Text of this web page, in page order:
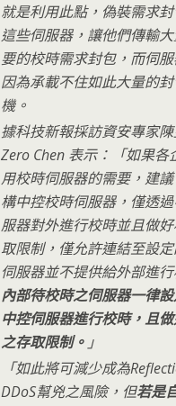
就是利用此點，偽裝需求
這些伺服器，讓他們傳輸
要的校時需求封包，而伺
因為承載不住如此大量的
機。
據科技新報採訪資安專家
Zero Chen 表示：「如果各
用校時伺服器的需要，建
構中控校時伺服器，僅透
服器對外進行校時並且做
取限制，僅允許連結至設
伺服器並不提供給外部進行
內部待校時之伺服器一律
中控伺服器進行校時，且
之存取限制。 」
「如此將可減少成為
DDoS幫兇之風險，但若是